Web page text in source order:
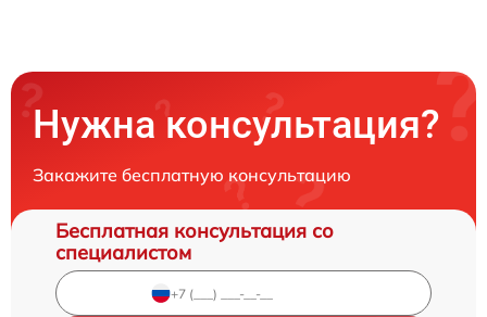
Нужна консультация?
Закажите бесплатную консультацию
Бесплатная консультация со
специалистом